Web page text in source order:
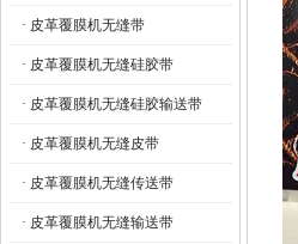
· 皮革覆膜机无缝带
· 皮革覆膜机无缝硅胶带
· 皮革覆膜机无缝硅胶输送带
· 皮革覆膜机无缝皮带
· 皮革覆膜机无缝传送带
· 皮革覆膜机无缝输送带